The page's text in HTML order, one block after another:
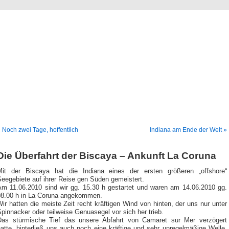
Noch zwei Tage, hoffentlich Indiana am Ende der Welt »
Überfahrt der Biscaya – Ankunft La Coruna
der Biscaya hat die Indiana eines der ersten größeren „offshore“
auf ihrer Reise gen Süden gemeistert.
11.06.2010 sind wir gg. 15.30 h gestartet und waren am 14.06.2010 gg.
h in La Coruna angekommen.
hatten die meiste Zeit recht kräftigen Wind von hinten, der uns nur unter
oder teilweise Genuasegel vor sich her trieb.
stürmische Tief das unsere Abfahrt von Camaret sur Mer verzögert